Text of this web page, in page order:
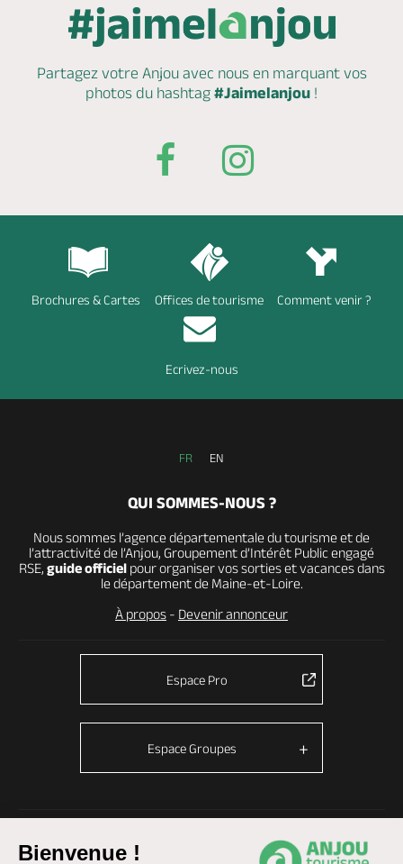
Bienvenue !
Partagez votre Anjou avec nous en marquantvos
photos du hashtag #Jaimelanjou !
Brochures & Cartes Offices de tourisme Comment venir ?
Ecrivez-nous
FR EN
QUI SOMMES-NOUS ?
Nous sommes l’agence départementale du tourisme et de
l’attractivité de l’Anjou, Groupement d’Intérêt Public engagé
RSE, guide officielpour organiser vos sorties et vacances dans
le département de Maine-et-Loire.
À propos - Devenir annonceur
Espace Pro
Espace Groupes
Mentions légales Données personnelles-Cookies